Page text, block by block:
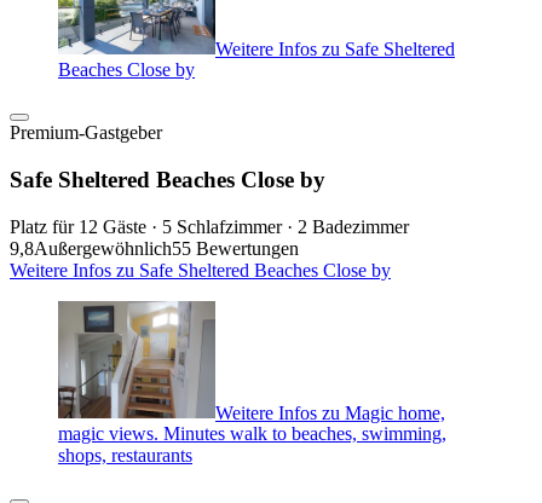
Weitere Infos zu Safe Sheltered
Beaches Close by
Premium-Gastgeber
Safe Sheltered Beaches Close by
Platz für 12 Gäste · 5 Schlafzimmer · 2 Badezimmer
9,8Außergewöhnlich55 Bewertungen
Weitere Infos zu Safe Sheltered Beaches Close by
Weitere Infos zu Magic home,
magic views. Minutes walk to beaches, swimming,
shops, restaurants